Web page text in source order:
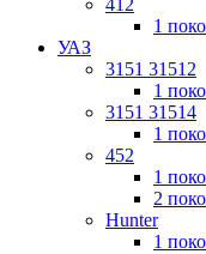
412
1
УАЗ
3151 31512
1
3151 31514
1
452
1
2
Hunter
1